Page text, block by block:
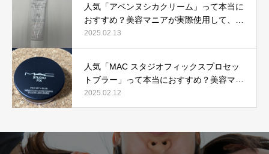
人気「アベンヌシカクリーム」って本当に
おすすめ？美容マニアが実際使用して、口
コミを検証！
2025.02.13
人気「MAC スタジオフィックスプロセッ
トブラー」って本当におすすめ？美容マニ
アが実際使用して口コミを検証！
2025.02.12